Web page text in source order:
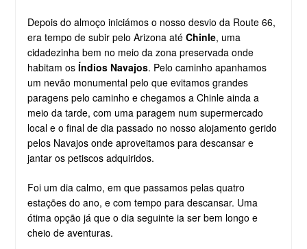
Depois do almoço iniciámos o nosso desvio da Route 66,
era tempo de subir pelo Arizona até Chinle, uma
cidadezinha bem no meio da zona preservada onde
habitam os Índios Navajos. Pelo caminho apanhamos
um nevão monumental pelo que evitamos grandes
paragens pelo caminho e chegamos a Chinle ainda a
meio da tarde, com uma paragem num supermercado
local e o final de dia passado no nosso alojamento gerido
pelos Navajos onde aproveitamos para descansar e
jantar os petiscos adquiridos.
Foi um dia calmo, em que passamos pelas quatro
estações do ano, e com tempo para descansar. Uma
ótima opção já que o dia seguinte ia ser bem longo e
cheio de aventuras.